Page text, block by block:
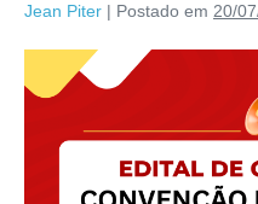
Jean Piter | Postado em 20/